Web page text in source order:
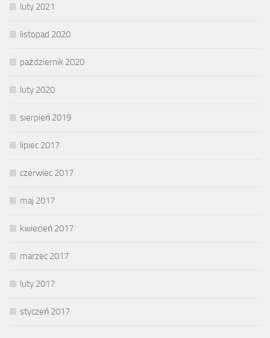
luty 2021
listopad 2020
październik 2020
luty 2020
sierpień 2019
lipiec 2017
czerwiec 2017
maj 2017
kwiecień 2017
marzec 2017
luty 2017
styczeń 2017